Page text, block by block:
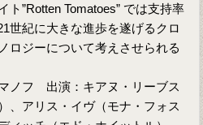
ト”Rotten Tomatoes” では支持率
世紀に大きな進歩を遂げるクロ
ロジーについて考えさせられる
ノフ 出演：キアヌ・リーブス
、アリス・イヴ（モナ・フォス